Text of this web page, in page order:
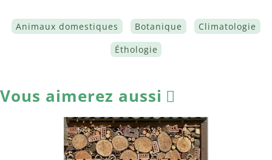
Animaux domestiques Botanique Climatologie
Éthologie
Vous aimerez aussi